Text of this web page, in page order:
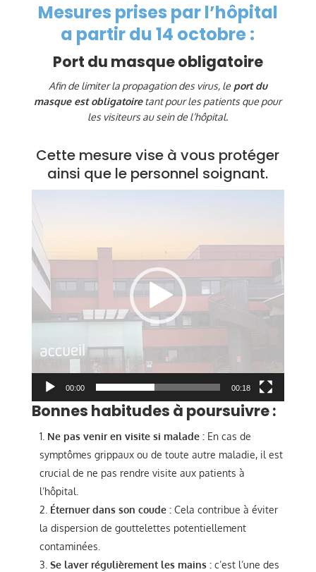
Mesures prises par l’hôpital
a partir du 14 octobre :
Port du masque obligatoire
Afin de limiter la propagation des virus, leport du
masque est obligatoiretant pour les patients que pour
les visiteurs au sein de l’hôpital.
Cette mesure vise à vous protéger
ainsi que le personnel soignant.
00:00 00:18
Bonnes habitudes à poursuivre :
Ne pas venir en visite si malade :En cas de
symptômes grippaux ou de toute autre maladie, il est
crucial de ne pas rendre visite aux patients à
l’hôpital.
Éternuer dans son coude :Cela contribue à éviter
la dispersion de gouttelettes potentiellement
contaminées.
Se laver régulièrement les mains : c’est l’une des